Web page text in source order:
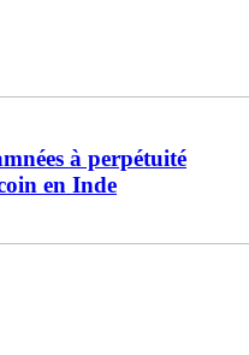
à perpétuité
en Inde